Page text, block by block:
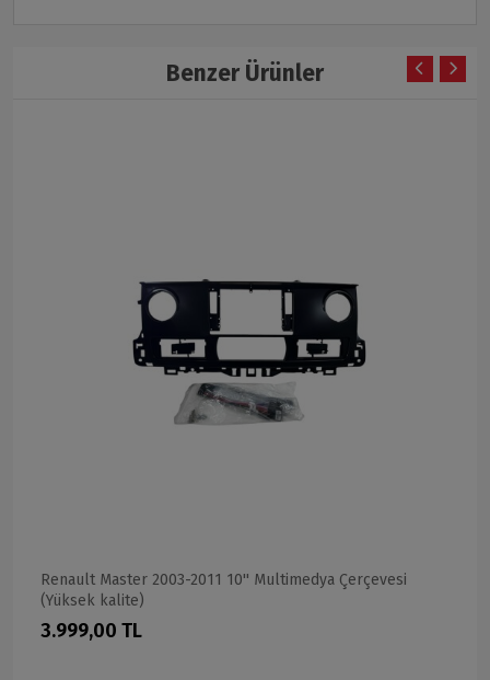
Benzer Ürünler
Renault Master 2003-2011 10'' Multimedya Çerçevesi
(Yüksek kalite)
3.999,00 TL